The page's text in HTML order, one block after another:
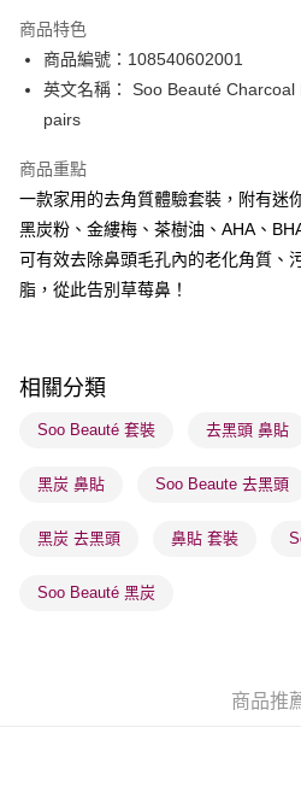
PayMe
WeChat Pay
送貨方式
順豐自助櫃 - 確認發貨後1-3個工作天
每筆HK$65.00，滿HK$300.00或以
確認發貨後1-3 工作天送達，訂單將
物流公司進行物流配送
取。逾期會取消訂單，並不會安排重
商品特色
商品編號：108540602001
英文名稱： Soo Beauté
pairs
商品重點
一款家用的去角質體驗套裝，附有迷
黑炭粉、金縷梅、茶樹油、AHA、
可有效去除鼻頭毛孔內的老化角質、
脂，從此告別草莓鼻！
相關分類
Soo Beauté 套裝 去黑頭 鼻貼
黑炭 鼻貼 Soo Beaute 去黑頭
黑炭 去黑頭 鼻貼 套裝
Soo Beauté 黑炭
商品推